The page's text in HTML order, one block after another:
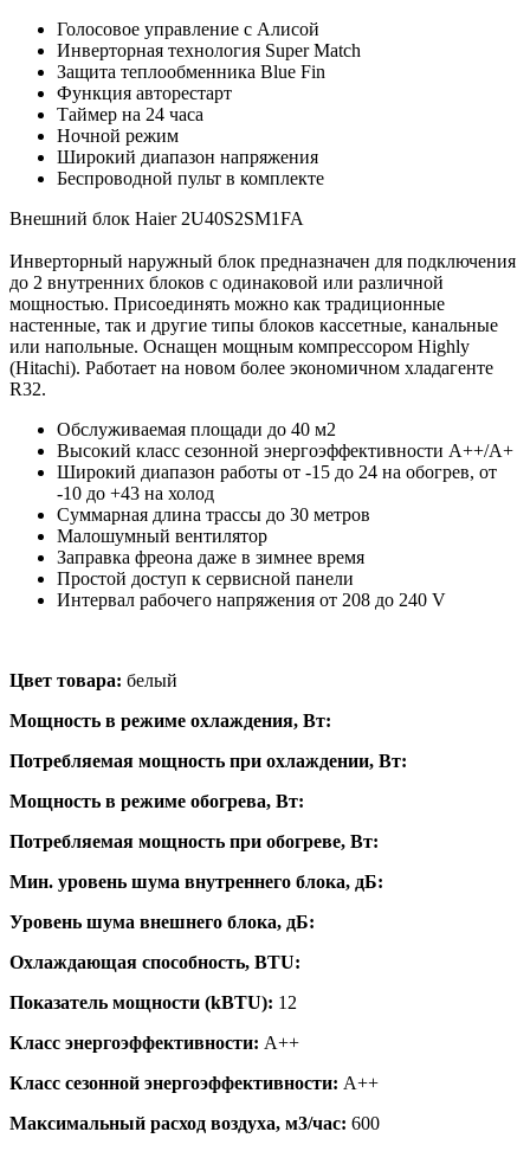
Голосовое управление с Алисой
Инверторная технология Super Match
Защита теплообменника Blue Fin
Функция авторестарт
Таймер на 24 часа
Ночной режим
Широкий диапазон напряжения
Беспроводной пульт в комплекте
Внешний блок Haier 2U40S2SM1FA
Инверторный наружный блок предназначен для подключения
до 2 внутренних блоков с одинаковой или различной
мощностью. Присоединять можно как традиционные
настенные, так и другие типы блоков кассетные, канальные
или напольные. Оснащен мощным компрессором Highly
(Hitachi). Работает на новом более экономичном хладагенте
R32.
Обслуживаемая площади до 40 м2
Высокий класс сезонной энергоэффективности А++/А+
Широкий диапазон работы от -15 до 24 на обогрев, от
-10 до +43 на холод
Суммарная длина трассы до 30 метров
Малошумный вентилятор
Заправка фреона даже в зимнее время
Простой доступ к сервисной панели
Интервал рабочего напряжения от 208 до 240 V
Цвет товара: белый
Мощность в режиме охлаждения, Вт:
Потребляемая мощность при охлаждении, Вт:
Мощность в режиме обогрева, Вт:
Потребляемая мощность при обогреве, Вт:
Мин. уровень шума внутреннего блока, дБ:
Уровень шума внешнего блока, дБ:
Охлаждающая способность, BTU:
Показатель мощности (kBTU): 12
Класс энергоэффективности: A++
Класс сезонной энергоэффективности: A++
Максимальный расход воздуха, м3/час: 600